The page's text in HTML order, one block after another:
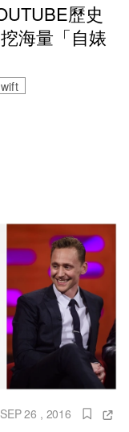
歷史
海量「自婊
SEP 26 , 2016